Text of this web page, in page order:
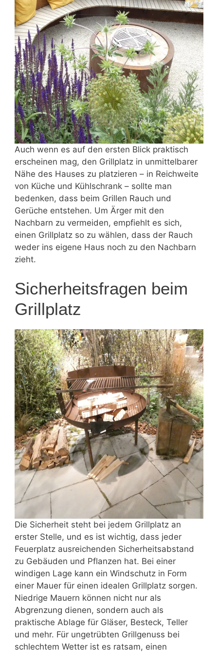
Auch wenn es auf den ersten Blick praktisch
erscheinen mag, den Grillplatz in unmittelbarer
Nähe des Hauses zu platzieren – in Reichweite
von Küche und Kühlschrank – sollte man
bedenken, dass beim Grillen Rauch und
Gerüche entstehen. Um Ärger mit den
Nachbarn zu vermeiden, empfiehlt es sich,
einen Grillplatz so zu wählen, dass der Rauch
weder ins eigene Haus noch zu den Nachbarn
zieht.
Sicherheitsfragen beim
Grillplatz
Die Sicherheit steht bei jedem Grillplatz an
erster Stelle, und es ist wichtig, dass jeder
Feuerplatz ausreichenden Sicherheitsabstand
zu Gebäuden und Pflanzen hat. Bei einer
windigen Lage kann ein Windschutz in Form
einer Mauer für einen idealen Grillplatz sorgen.
Niedrige Mauern können nicht nur als
Abgrenzung dienen, sondern auch als
praktische Ablage für Gläser, Besteck, Teller
und mehr. Für ungetrübten Grillgenuss bei
schlechtem Wetter ist es ratsam, einen